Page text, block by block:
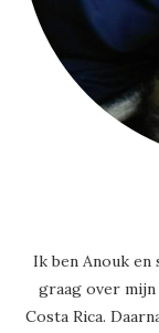
Ik ben Anouk en
graag over
Costa Rica.